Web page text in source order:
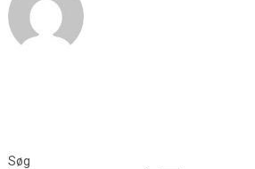
Søg